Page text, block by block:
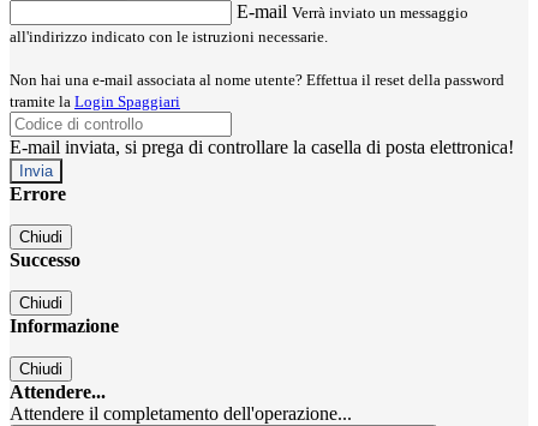
E-mail Verrà inviato un messaggio
all'indirizzo indicato con le istruzioni necessarie.
Non hai una e-mail associata al nome utente? Effettua il reset della password
tramite la Login Spaggiari
E-mail inviata, si prega di controllare la casella di posta elettronica!
Errore
Chiudi
Successo
Chiudi
Informazione
Chiudi
Attendere...
Attendere il completamento dell'operazione...